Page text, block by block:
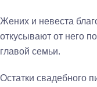
Жених и невеста
откусывают от него
главой семьи.
Остатки свадебного